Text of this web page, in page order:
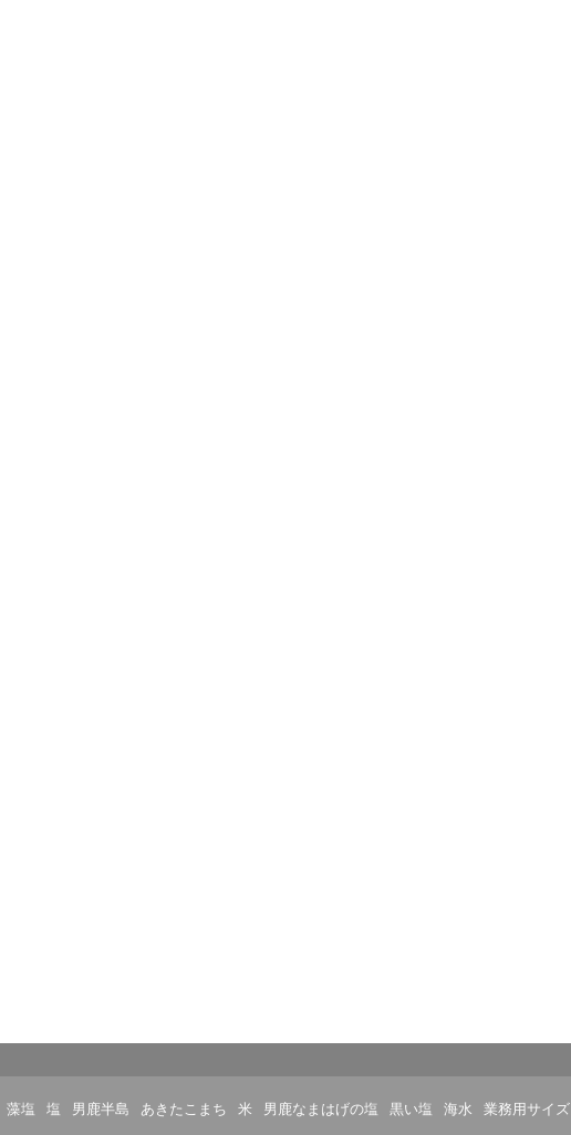
藻塩 塩 男鹿半島 あきたこまち 米 男鹿なまはげの塩 黒い塩 海水 業務用サイズ